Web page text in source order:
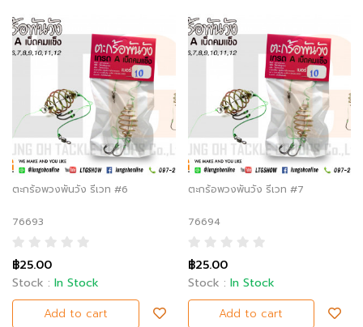
ตะกร้อพวงพันวัง รีเวท #6
76693
฿25.00
Stock : In Stock
Add to cart
ตะกร้อพวงพันวัง รีเวท #7
76694
฿25.00
Stock : In Stock
Add to cart